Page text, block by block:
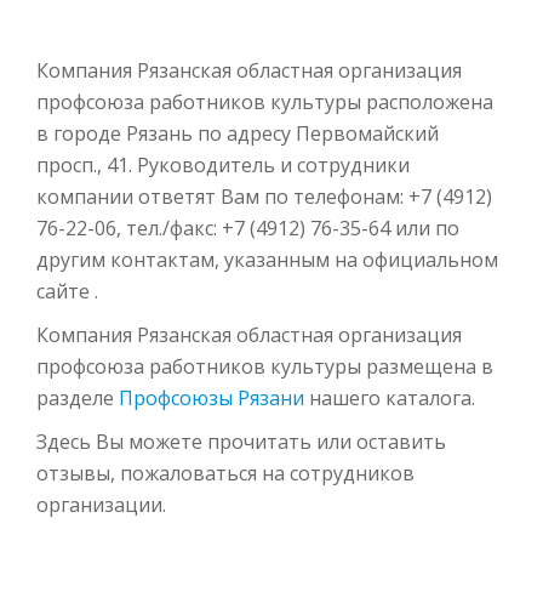
Компания Рязанская областная организация
профсоюза работников культуры расположена
в городе Рязань по адресу Первомайский
просп., 41. Руководитель и сотрудники
компании ответят Вам по телефонам: +7 (4912)
76-22-06, тел./факс: +7 (4912) 76-35-64 или по
другим контактам, указанным на официальном
сайте .
Компания Рязанская областная организация
профсоюза работников культуры размещена в
разделе Профсоюзы Рязани нашего каталога.
Здесь Вы можете прочитать или оставить
отзывы, пожаловаться на сотрудников
организации.